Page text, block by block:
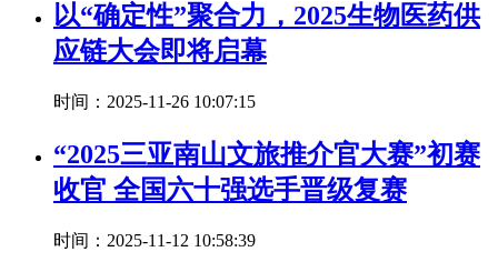
以“确定性”聚合力，2025生物医药供
应链大会即将启幕
时间：2025-11-26 10:07:15
“2025三亚南山文旅推介官大赛”初赛
收官 全国六十强选手晋级复赛
时间：2025-11-12 10:58:39